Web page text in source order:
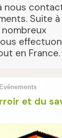
nous
Suite à
en France.
Evénements
et du